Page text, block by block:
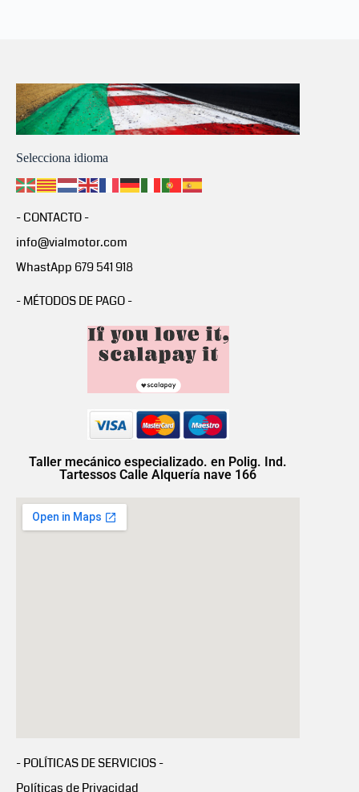
Selecciona idioma
- CONTACTO -
info@vialmotor.com
WhastApp 679 541 918
- MÉTODOS DE PAGO -
Taller mecánico especializado. en Polig. Ind.
Tartessos Calle Alquería nave 166
- POLÍTICAS DE SERVICIOS -
Políticas de Privacidad